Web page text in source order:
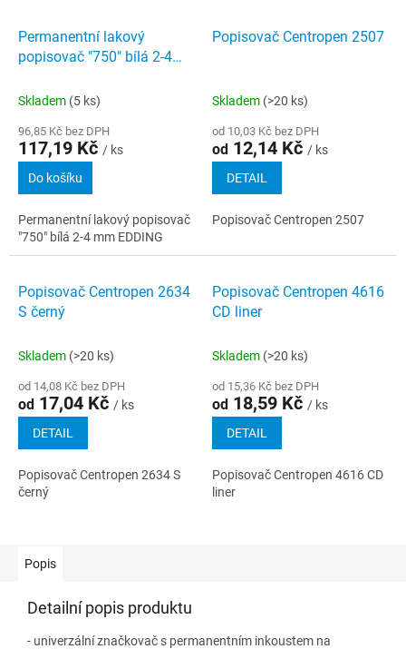
Permanentní lakový
popisovač "750" bílá 2-4
Skladem (5 ks)
96,85 Kč bez DPH
117,19 Kč / ks
Do košíku
Permanentní lakový popisovač
"750" bílá 2-4 mm EDDING
Popisovač Centropen 2507
Skladem (>20 ks)
od 10,03 Kč bez DPH
od 12,14 Kč / ks
DETAIL
Popisovač Centropen 2507
Popisovač Centropen 2634
S černý
Skladem (>20 ks)
od 14,08 Kč bez DPH
od 17,04 Kč / ks
DETAIL
Popisovač Centropen 2634 S
černý
Popisovač Centropen 4616
CD liner
Skladem (>20 ks)
od 15,36 Kč bez DPH
od 18,59 Kč / ks
DETAIL
Popisovač Centropen 4616 CD
liner
Popis
Detailní popis produktu
- univerzální značkovač s permanentním inkoustem na